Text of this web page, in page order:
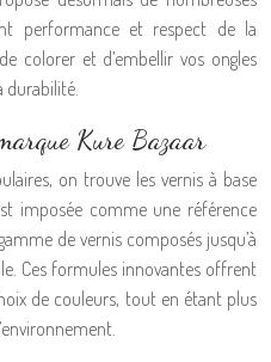
performance et respect de la
colorer et d’embellir vos ongles
durabilité.
Kure Bazaar
on trouve les vernis à base
imposée comme une référence
de vernis composés jusqu’à
Ces formules innovantes offrent
de couleurs, tout en étant plus